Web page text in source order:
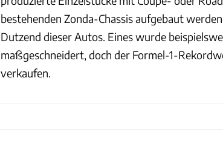
bestehenden Zonda-Chassis aufgebaut
Dutzend dieser Autos. Eines wurde
maßgeschneidert, doch der Formel-1-
verkaufen.